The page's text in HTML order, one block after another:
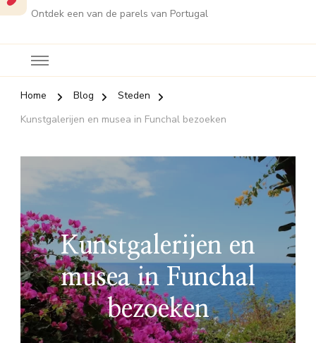
Ontdek een van de parels van Portugal
Home Blog
Steden
Kunstgalerijen en musea in Funchal bezoeken
Kunstgalerijen en
musea in Funchal
bezoeken